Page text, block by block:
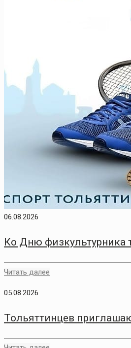
06.08.2026
Ко Дню физкультурника
Читать далее
05.08.2026
Тольяттинцев